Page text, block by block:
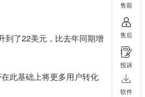
到了22美元，比去年同期增
此基础上将更多用户转化
售前
售后
投诉
软件